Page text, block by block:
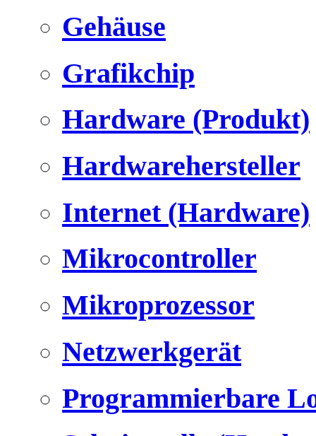
Gehäuse
Grafikchip
Hardware (Produkt)
Hardwarehersteller
Internet (Hardware)
Mikrocontroller
Mikroprozessor
Netzwerkgerät
Programmierbare